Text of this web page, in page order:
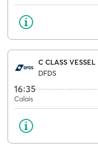
C CLASS VESSEL
DFDS
16:35
Calais